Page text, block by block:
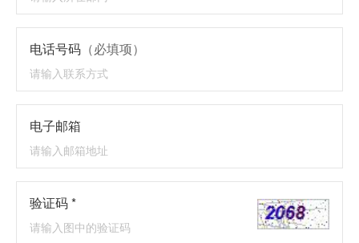
电话号码 （必填项）
电子邮箱
验证码 *